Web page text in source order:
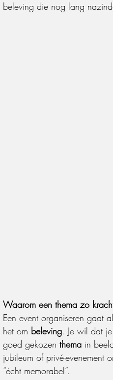
beleving die nog lang
Waarom een thema zo
Een event organiseren gaat
het om beleving. Je wil dat
goed gekozen thema in
jubileum of privé-evenement
“écht memorabel”.